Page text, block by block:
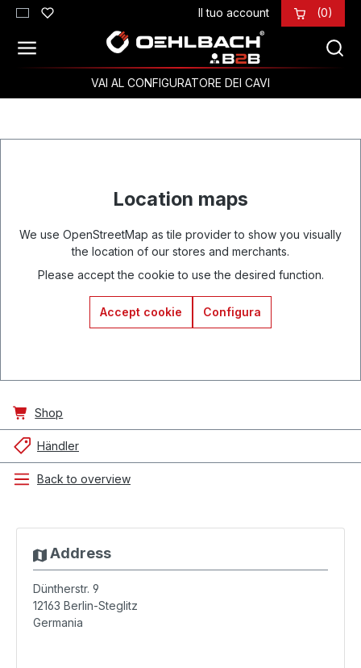
Passa al contenuto principale Il tuo account (0)
VAI AL CONFIGURATORE DEI CAVI
Location maps
We use OpenStreetMap as tile provider to show you visually
the location of our stores and merchants.
Please accept the cookie to use the desired function.
Accept cookie Configura
Shop
Händler
Back to overview
Address
Düntherstr. 9
12163 Berlin-Steglitz
Germania